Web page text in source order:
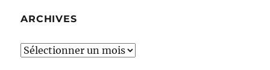
ARCHIVES
Archives